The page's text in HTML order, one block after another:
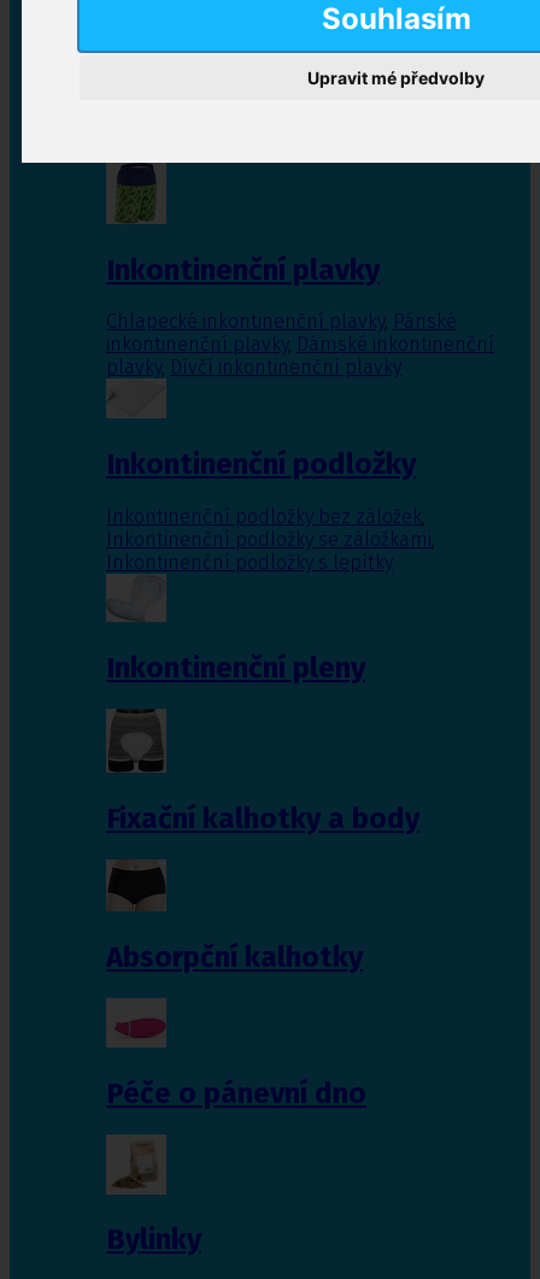
Souhlasím
Upravit mé předvolby
Inkontinenční vložky
Inkontinenční plavky
Chlapecké inkontinenční plavky, Pánské
inkontinenční plavky, Dámské inkontinenční
plavky, Dívčí inkontinenční plavky
Inkontinenční podložky
Inkontinenční podložky bez záložek,
Inkontinenční podložky se záložkami,
Inkontinenční podložky s lepítky
Inkontinenční pleny
Fixační kalhotky a body
Absorpční kalhotky
Péče o pánevní dno
Bylinky